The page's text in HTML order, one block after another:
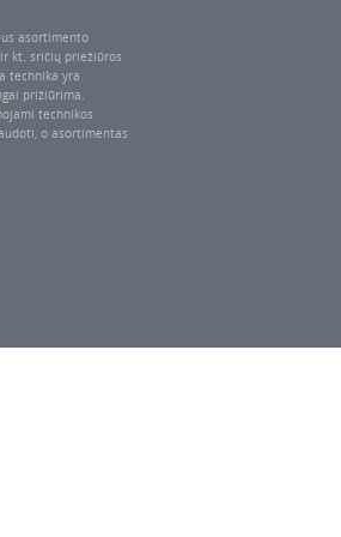
asortimento
kt. sričių priežiūros
technika yra
prižiūrima.
technikos
o asortimentas